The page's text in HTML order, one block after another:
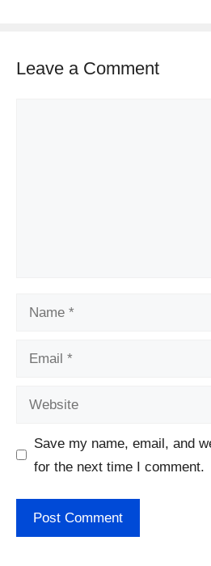
Leave a Comment
Name
Email
Website
Save my name, email, and
for the next time I comment.